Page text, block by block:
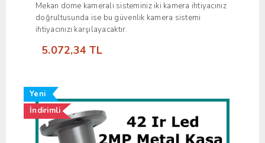
Mekan dome kameralı sisteminiz iki kamera ihtiyacınız
doğrultusunda ise bu güvenlik kamera sistemi
ihtiyacınızı karşılayacaktır.
5.072,34 TL
Yeni
İndirimli